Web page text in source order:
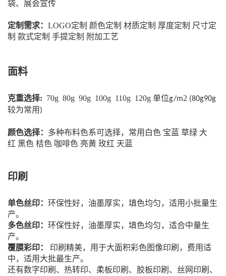
袋、展会宣传
定制需求： LOGO定制 颜色定制 材质定制 厚度定制 尺寸定
制 款式定制 手提定制 附加工艺
面料
克重选择: 70g 80g 90g 100g 110g 120g 单位g/m2 (80g90g
较为常用 )
颜色选择： 多种布料色系可选择，常用白色 宝蓝 草绿 大
红 黑色 桔色 咖啡色 亮黄 玫红 天蓝
印刷
单色丝印： 环保性好，油墨厚实，填色均匀，适用小批量生
产。
多色丝印： 环保性好，油墨厚实，填色均匀，适合中量生
产。
覆膜彩印：
印刷精美，用于大面积彩色图像印刷，费用适
中，适用大批最生产。
还有数字印刷、热转印、柔板印刷、胶板印刷、丝网印刷、